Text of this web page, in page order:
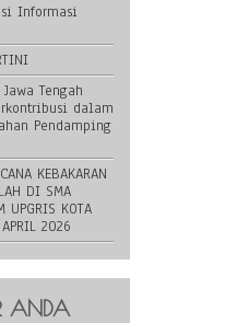
Informasi
Tengah
dalam
Pendamping
KEBAKARAN
DI SMA
UPGRIS KOTA
APRIL 2026
ANDA